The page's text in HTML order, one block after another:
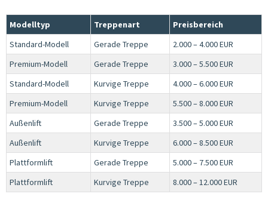
Modelltyp Treppenart
Preisbereich
Standard-Modell
Gerade Treppe
2.000 – 4.000 EUR
Premium-Modell
Gerade Treppe
3.000 – 5.500 EUR
Standard-Modell
Kurvige Treppe
4.000 – 6.000 EUR
Premium-Modell
Kurvige Treppe
5.500 – 8.000 EUR
Außenlift
Gerade Treppe
3.500 – 5.000 EUR
Außenlift
Kurvige Treppe
6.000 – 8.500 EUR
Plattformlift
Gerade Treppe
5.000 – 7.500 EUR
Plattformlift
Kurvige Treppe 8.000 – 12.000 EUR